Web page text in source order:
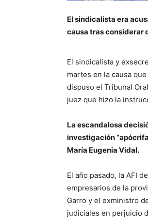
El sindicalista era
causa tras considerar
El sindicalista y
martes en la causa
dispuso el Tribunal
juez que hizo la
La escandalosa
investigación
María Eugenia Vidal.
El año pasado, la AFI
empresarios de la
Garro y el exministro
judiciales en perjuicio